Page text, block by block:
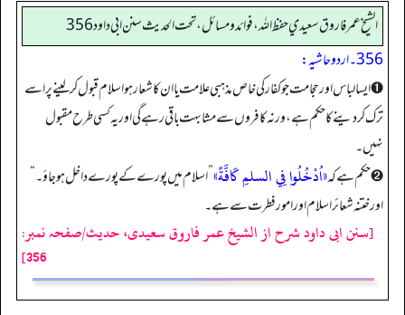
الشيخ عمر فاروق سعيدي حفظ الله، فوائد و مسائل، تحت الحديث سنن ابي داود 356
356۔ اردو حاشیہ:
➊ ایسا لباس اور حجامت جو کفار کی خاص مذہبی علامت یا ان کا شعار ہو اسلام قبول کر لینے پر اسے
ترک کر دینے کا حکم ہے، ورنہ کافروں سے مشابہت باقی رہے گی اور یہ کسی طرح مقبول
نہیں۔
➋ حکم ہے کہ«اُدْخُلُوا فِي السلمِ كَافَّةً»”اسلام میں پورے کے پورے داخل ہو جاؤ۔“
اور ختنہ شعائر اسلام اور امور فطرت سے ہے۔
[سنن ابی داود شرح از الشیخ عمر فاروق سعیدی، حدیث/صفحہ نمبر:
356]